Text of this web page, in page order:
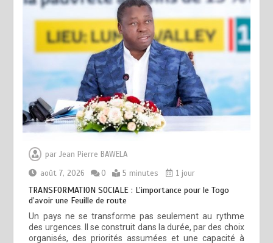
parJean Pierre BAWELA
août 7, 2026
0 5 minutes 1 jour
TRANSFORMATION SOCIALE : L’importance pour le Togo
d’avoir une Feuille de route
Un pays ne se transforme pas seulement au rythme
des urgences. Il se construit dans la durée, par des choix
organisés, des priorités assumées et une capacité à